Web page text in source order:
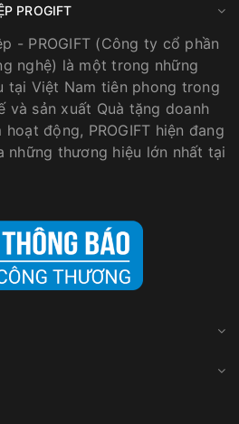
PROGIFT
- PROGIFT (Công ty cổ phần
nghệ) là một trong những
tại Việt Nam tiên phong trong
và sản xuất Quà tặng doanh
động, PROGIFT hiện đang
những thương hiệu lớn nhất tại